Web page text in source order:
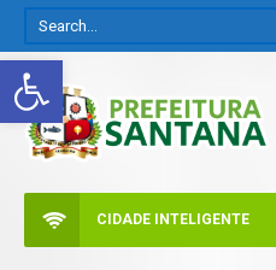
Abrir a barra de ferramentas
CIDADE INTELIGENTE